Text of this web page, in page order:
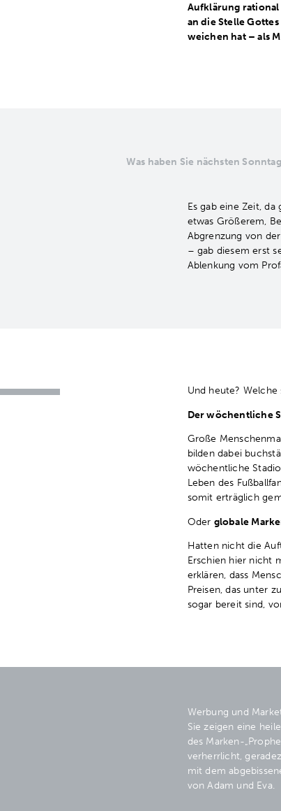
Aufklärung rational
an die Stelle
weichen hat – als
Was haben Sie nächsten
Es gab eine Zeit,
etwas Größerem,
Abgrenzung von
– gab diesem erst
Ablenkung vom
Und heute?
Der wöchentliche
Große
bilden dabei
wöchentliche
Leben des
somit erträglich
Oder globale
Hatten nicht die
Erschien hier nicht
erklären, dass
Preisen, das unter
sogar bereit sind,
Werbung und
Sie zeigen eine
des Marken-
verherrlicht,
mit dem
von Adam und Eva.